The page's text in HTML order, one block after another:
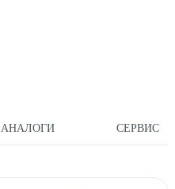
АНАЛОГИ СЕРВИС